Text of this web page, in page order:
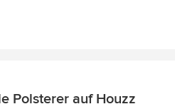
Polsterer auf Houzz